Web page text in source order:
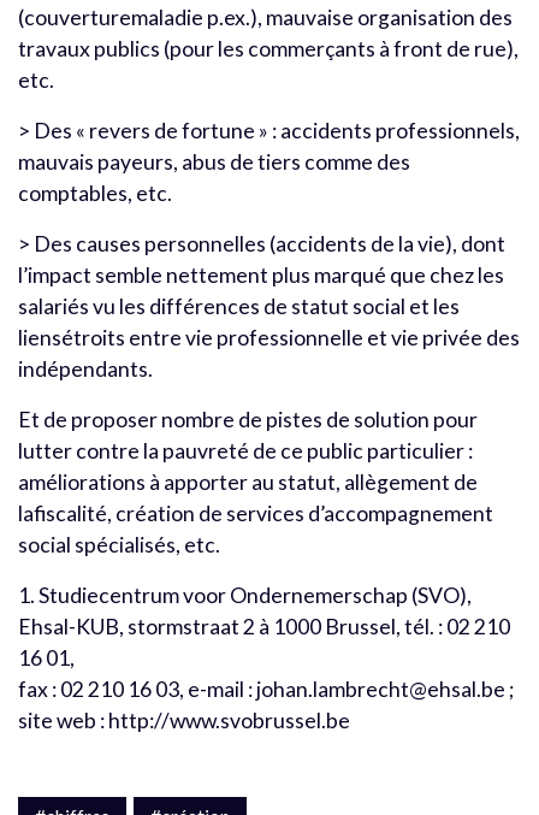
(couverturemaladie p.ex.), mauvaise organisation des
travaux publics (pour les commerçants à front de rue),
etc.
> Des « revers de fortune » : accidents professionnels,
mauvais payeurs, abus de tiers comme des
comptables, etc.
> Des causes personnelles (accidents de la vie), dont
l’impact semble nettement plus marqué que chez les
salariés vu les différences de statut social et les
liensétroits entre vie professionnelle et vie privée des
indépendants.
Et de proposer nombre de pistes de solution pour
lutter contre la pauvreté de ce public particulier :
améliorations à apporter au statut, allègement de
lafiscalité, création de services d’accompagnement
social spécialisés, etc.
1. Studiecentrum voor Ondernemerschap (SVO),
Ehsal-KUB, stormstraat 2 à 1000 Brussel, tél. : 02 210
16 01,
fax : 02 210 16 03, e-mail : johan.lambrecht@ehsal.be ;
site web : http://www.svobrussel.be